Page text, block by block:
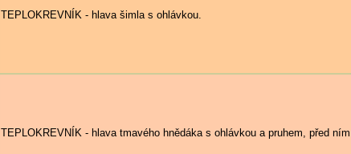
TEPLOKREVNÍK - hlava šimla s ohlávkou.
TEPLOKREVNÍK - hlava tmavého hnědáka s ohlávkou a pruhem, před